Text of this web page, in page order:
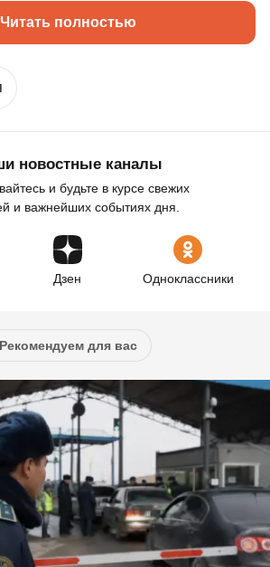
Читать полностью
новостные каналы
и будьте в курсе свежих
и важнейших событиях дня.
Дзен Одноклассники
Рекомендуем для вас